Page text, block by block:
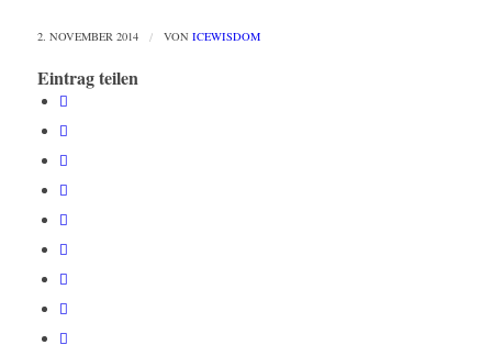
2. NOVEMBER 2014 / VON ICEWISDOM
Eintrag teilen